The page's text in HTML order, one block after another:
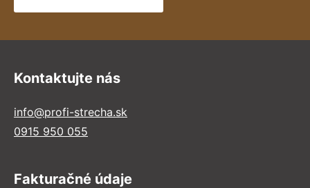
Kontaktujte nás
info@profi-strecha.sk
0915 950 055
Fakturačné údaje